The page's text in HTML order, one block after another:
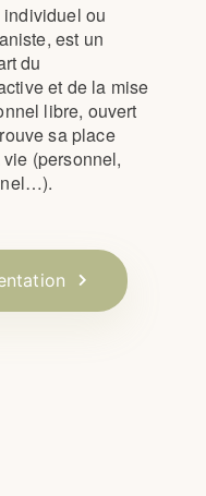
ou
est un
du
et de la mise
libre, ouvert
sa place
(personnel,